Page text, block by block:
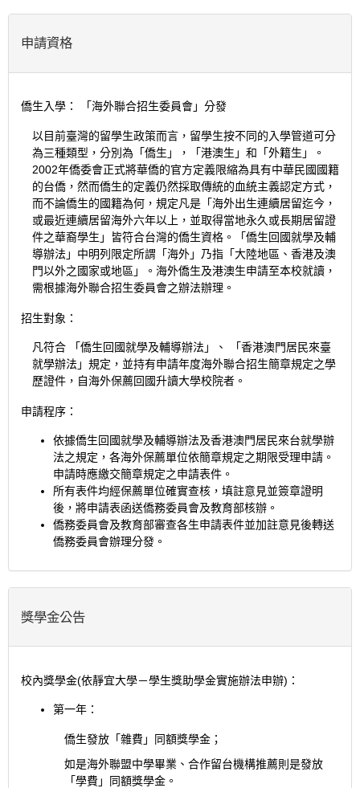
申請資格
僑生入學： 「海外聯合招生委員會」分發
以目前臺灣的留學生政策而言，留學生按不同的入學管道可分
為三種類型，分別為「僑生」，「港澳生」和「外籍生」。
2002年僑委會正式將華僑的官方定義限縮為具有中華民國國籍
的台僑，然而僑生的定義仍然採取傳統的血統主義認定方式，
而不論僑生的國籍為何，規定凡是「海外出生連續居留迄今，
或最近連續居留海外六年以上，並取得當地永久或長期居留證
件之華裔學生」皆符合台灣的僑生資格。「僑生回國就學及輔
導辦法」中明列限定所謂「海外」乃指「大陸地區、香港及澳
門以外之國家或地區」。海外僑生及港澳生申請至本校就讀，
需根據海外聯合招生委員會之辦法辦理。
招生對象：
凡符合 「僑生回國就學及輔導辦法」 、
「香港澳門居民來臺
就學辦法」 規定，並持有申請年度海外聯合招生簡章規定之學
歷證件，自海外保薦回國升讀大學校院者。
申請程序：
依據僑生回國就學及輔導辦法及香港澳門居民來台就學辦
法之規定，各海外保薦單位依簡章規定之期限受理申請。
申請時應繳交簡章規定之申請表件。
所有表件均經保薦單位確實查核，填註意見並簽章證明
後，將申請表函送僑務委員會及教育部核辦。
僑務委員會及教育部審查各生申請表件並加註意見後轉送
僑務委員會辦理分發。
獎學金公告
校內獎學金(依靜宜大學－學生獎助學金實施辦法申辦)：
第一年：
僑生發放「雜費」同額獎學金；
如是海外聯盟中學畢業、合作留台機構推薦則是發放
「學費」同額獎學金。